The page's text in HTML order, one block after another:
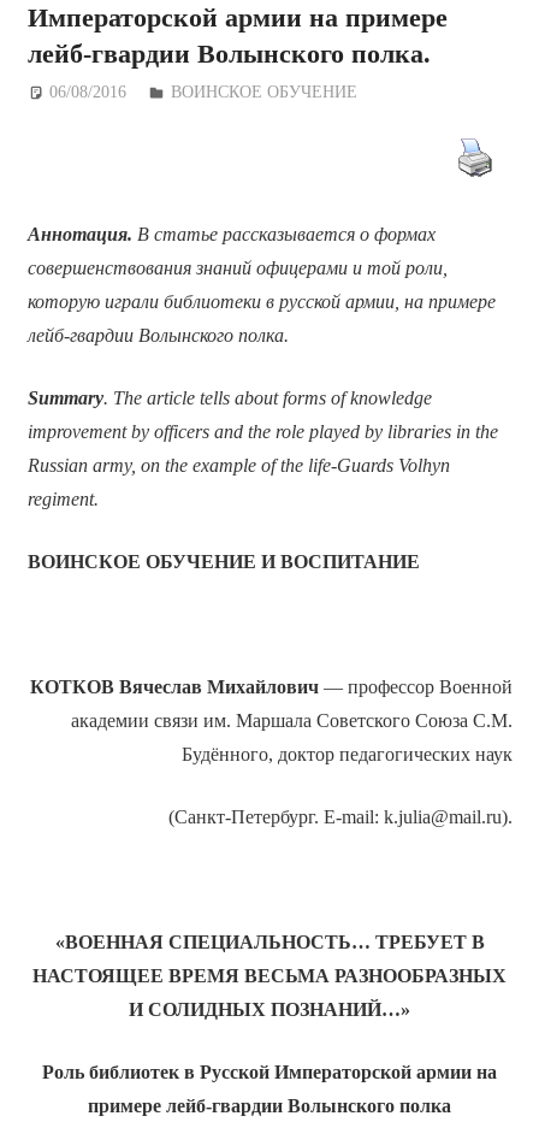
Императорской армии на примере
лейб-гвардии Волынского полка.
06/08/2016 Дежурный по Редакции
ВОИНСКОЕ ОБУЧЕНИЕ
Аннотация. В статье рассказывается о формах
совершенствования знаний офицерами и той роли,
которую играли библиотеки в русской армии, на примере
лейб-гвардии Волынского полка.
Summary. The article tells about forms of knowledge
improvement by officers and the role played by libraries in the
Russian army, on the example of the life-Guards Volhyn
regiment.
ВОИНСКОЕ ОБУЧЕНИЕ И ВОСПИТАНИЕ
КОТКОВ Вячеслав Михайлович— профессор Военной
академии связи им. Маршала Советского Союза С.М.
Будённого, доктор педагогических наук
(Санкт-Петербург. E-mail: k.julia@mail.ru).
«ВОЕННАЯ СПЕЦИАЛЬНОСТЬ… ТРЕБУЕТ В
НАСТОЯЩЕЕ ВРЕМЯ ВЕСЬМА РАЗНООБРАЗНЫХ
И СОЛИДНЫХ ПОЗНАНИЙ…»
Роль библиотек в Русской Императорской армии на
примере лейб-гвардии Волынского полка